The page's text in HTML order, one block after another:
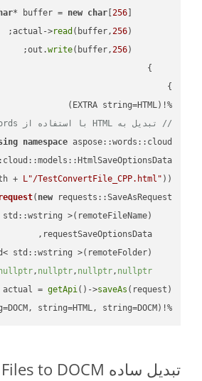
* buffer = new char[ 256
read (buffer,256
write(buffer,256
%!(EXTRA string=HTML)
// تبدیل به HTML با استفاده از Aspose.Words
namespace aspose::words::cloud;
+ L"/TestConvertFile_CPP.html" ));
( new
, nullptr, nullptr, nullptr
= getApi()->saveAs
%!(EXTRA string=DOCM, string=HTML, string=DOCM)